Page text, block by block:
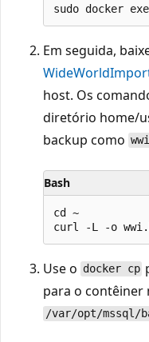
Em seguida,
host. Os
diretório home/
backup como
Bash
cd ~
Use o docker cp
para o
/var/opt/mssql/